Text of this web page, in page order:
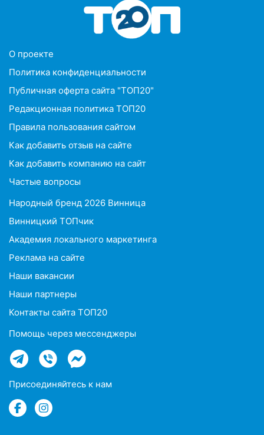
O проекте
Политика конфиденциальности
Публичная оферта сайта "ТОП20"
Редакционная политика ТОП20
Правила пользования сайтом
Как добавить отзыв на сайте
Как добавить компанию на сайт
Частые вопросы
Народный бренд 2026 Винница
Винницкий ТОПчик
Академия локального маркетинга
Реклама на сайте
Наши вакансии
Наши партнеры
Контакты сайта ТОП20
Помощь через мессенджеры
Присоединяйтесь к нам